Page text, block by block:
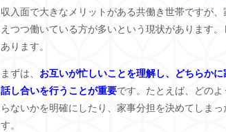
収入面で大きなメリットがある共働き世帯ですが
えつつ働いている方が多いという現状があります
あります。
まずは、 お互いが忙しいことを理解し、どちらか
話し合いを行うことが重要です。たとえば、どの
らないかを明確にしたり、家事分担を決めてしま
す。